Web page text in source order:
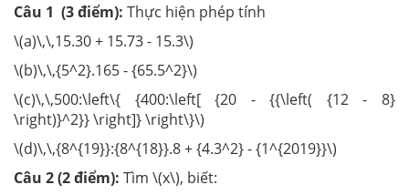
Câu 1 (3 điểm): Thực hiện phép tính
\(a)\,\,15.30 + 15.73 - 15.3\)
\(b)\,\,{5^2}.165 - {65.5^2}\)
\(c)\,\,500:\left\{ {400:\left[ {20 - {{\left( {12 - 8}
\right)}^2}} \right]} \right\}\)
\(d)\,\,{8^{19}}:{8^{18}}.8 + {4.3^2} - {1^{2019}}\)
Câu 2 (2 điểm): Tìm \(x\), biết: